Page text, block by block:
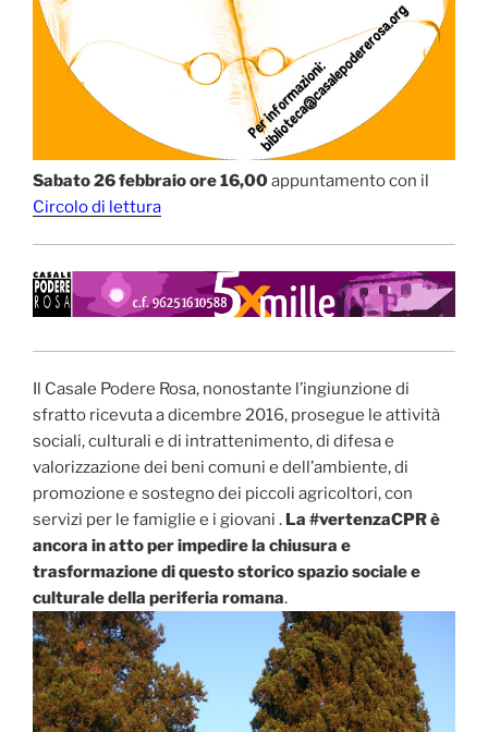
Sabato 26 febbraio ore 16,00appuntamento con il
Circolo di lettura
Il Casale Podere Rosa, nonostante l’ingiunzione di
sfratto ricevuta a dicembre 2016, prosegue le attività
sociali, culturali e di intrattenimento, di difesa e
valorizzazione dei beni comuni e dell’ambiente, di
promozione e sostegno dei piccoli agricoltori, con
servizi per le famiglie e i giovani . La #vertenzaCPR è
ancora in atto per impedire la chiusura e
trasformazione di questo storico spazio sociale e
culturale della periferia romana.